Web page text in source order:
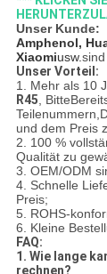
Unser Kunde:
Amphenol,
Xiaomiusw.
Unser Vorteil:
1. Mehr als 10
R45 , Bitte
Teilenummern,
und dem Preis
2. 100 %
Qualität zu
3. OEM/ODM
4. Schnelle
Preis;
5. ROHS-
6. Kleine
FAQ:
1. Wie lange
rechnen?